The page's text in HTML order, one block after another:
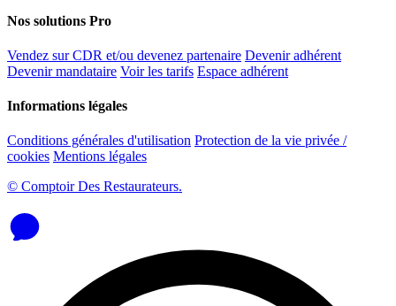
Nos solutions Pro
Vendez sur CDR et/ou devenez partenaire Devenir adhérent
Devenir mandataire Voir les tarifs Espace adhérent
Informations légales
Conditions générales d'utilisation Protection de la vie privée /
cookies Mentions légales
© Comptoir Des Restaurateurs.